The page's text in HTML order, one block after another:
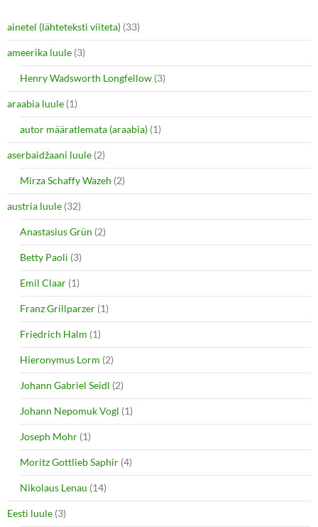
t
t
e
r
(
O
p
e
n
n
n
w
w
i
n
d
o
)
e
b
o
o
k
(
O
p
e
n
i
n
n
e
w
w
i
n
d
w
)
ainetel (lähteteksti viiteta) (33)
ameerika luule (3)
Henry Wadsworth Longfellow (3)
araabia luule (1)
autor määratlemata (araabia) (1)
aserbaidžaani luule (2)
Mirza Schaffy Wazeh (2)
austria luule (32)
Anastasius Grün (2)
Betty Paoli (3)
Emil Claar (1)
Franz Grillparzer (1)
Friedrich Halm (1)
Hieronymus Lorm (2)
Johann Gabriel Seidl (2)
Johann Nepomuk Vogl (1)
Joseph Mohr (1)
Moritz Gottlieb Saphir (4)
Nikolaus Lenau (14)
Eesti luule (3)